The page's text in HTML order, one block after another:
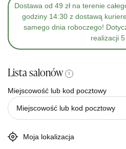
Dostawa od 49 zł na terenie
godziny 14:30 z dostawą
samego dnia roboczego!
realizacji 5
Lista salonów i
Miejscowość lub kod pocztowy
Moja lokalizacja